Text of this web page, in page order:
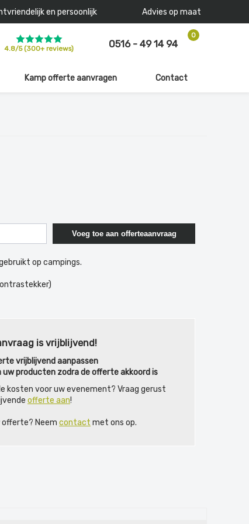
en persoonlijk Advies op maat
4.8/5(300+ reviews) 0516 - 49 14 94
0
Kamp offerte aanvragen Contact
Voeg toe aan offerteaanvraag
op campings.
is vrijblijvend!
vrijblijvend aanpassen
uw producten zodra de offerte akkoord is
kosten voor uw evenement? Vraag gerust
offerte aan!
offerte? Neem contact met ons op.